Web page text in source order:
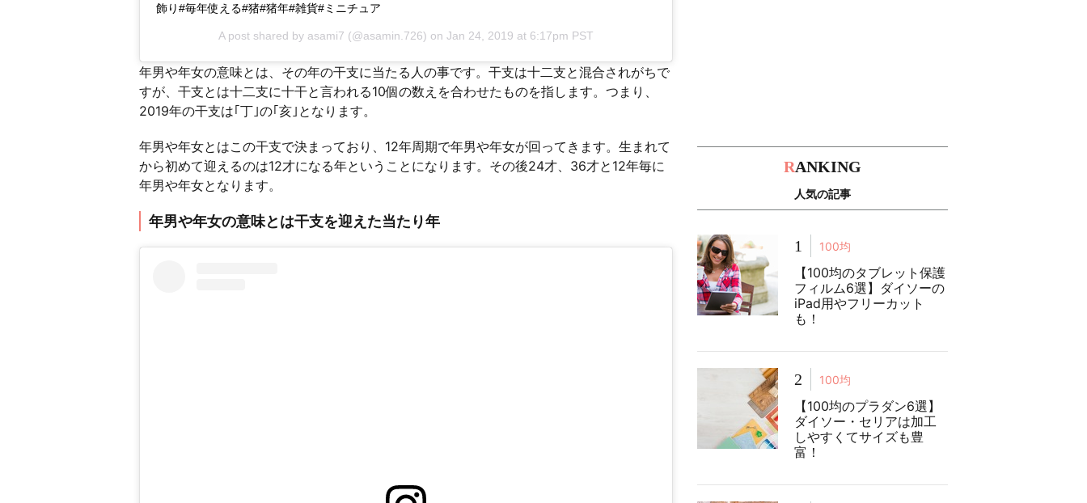
飾り#毎年使える#猪#猪年#雑貨#ミニチュア
A post shared by asami7 (@asamin.726) on Jan 24, 2019 at 6:17pm PST
年男や年女の意味とは、その年の干支に当たる人の事です。干支は十二支と混合されがちで
すが、干支とは十二支に十干と言われる10個の数えを合わせたものを指します。つまり、
2019年の干支は｢丁｣の｢亥｣となります。
年男や年女とはこの干支で決まっており、12年周期で年男や年女が回ってきます。生まれて
から初めて迎えるのは12才になる年ということになります。その後24才、36才と12年毎に
年男や年女となります。
年男や年女の意味とは干支を迎えた当たり年
RANKING
人気の記事
1 100均
【100均のタブレット保護
フィルム6選】ダイソーの
iPad用やフリーカット
も！
2 100均
【100均のプラダン6選】
ダイソー・セリアは加工
しやすくてサイズも豊
富！